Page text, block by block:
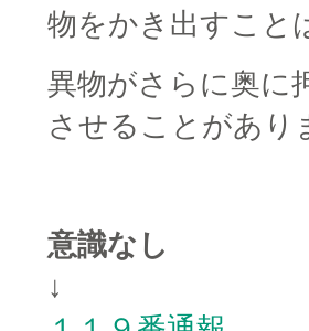
物をかき出すこと
異物がさらに奥に
させることがあり
意識なし
↓